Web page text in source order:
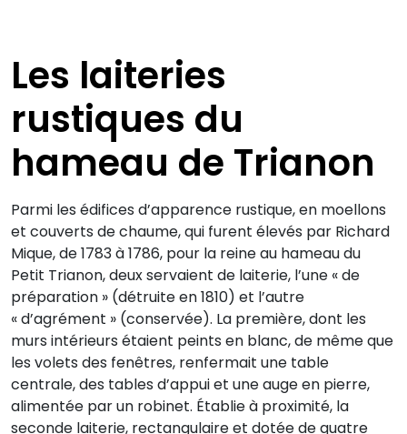
Les laiteries
rustiques du
hameau de Trianon
Parmi les édifices d’apparence rustique, en moellons
et couverts de chaume, qui furent élevés par Richard
Mique, de 1783 à 1786, pour la reine au hameau du
Petit Trianon, deux servaient de laiterie, l’une « de
préparation » (détruite en 1810) et l’autre
« d’agrément » (conservée). La première, dont les
murs intérieurs étaient peints en blanc, de même que
les volets des fenêtres, renfermait une table
centrale, des tables d’appui et une auge en pierre,
alimentée par un robinet. Établie à proximité, la
seconde laiterie, rectangulaire et dotée de quatre